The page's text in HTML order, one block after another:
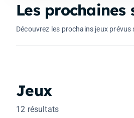
Les prochaines
Découvrez les prochains jeux
Resonance: A Plague
Jeux
12 résultats